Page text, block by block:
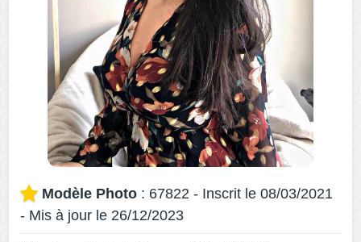
Modèle Photo : 67822 - Inscrit le 08/03/2021
- Mis à jour le 26/12/2023